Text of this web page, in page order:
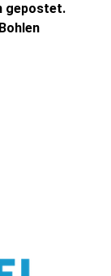
gepostet.